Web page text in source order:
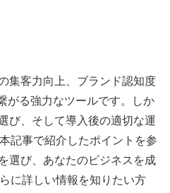
集客力向上、ブランド認知度
がる強力なツールです。しか
び、そして導入後の適切な運
記事で紹介したポイントを参
選び、あなたのビジネスを成
に詳しい情報を知りたい方